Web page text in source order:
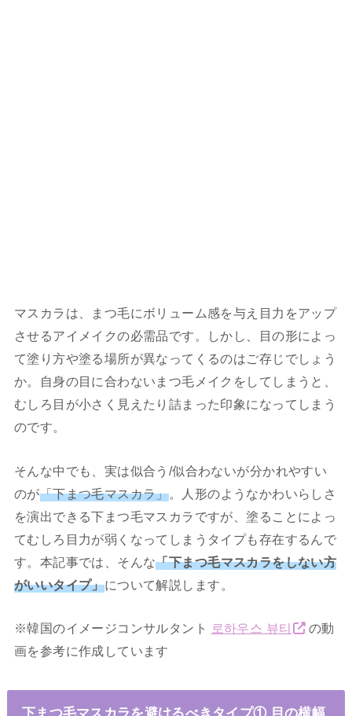
マスカラは、まつ毛にボリューム感を与え目力をアップ
させるアイメイクの必需品です。しかし、目の形によっ
て塗り方や塗る場所が異なってくるのはご存じでしょう
か。自身の目に合わないまつ毛メイクをしてしまうと、
むしろ目が小さく見えたり詰まった印象になってしまう
のです。
そんな中でも、実は似合う/似合わないが分かれやすい
のが「下まつ毛マスカラ」。人形のようなかわいらしさ
を演出できる下まつ毛マスカラですが、塗ることによっ
てむしろ目力が弱くなってしまうタイプも存在するんで
す。本記事では、そんな「下まつ毛マスカラをしない方
がいいタイプ」について解説します。
※韓国のイメージコンサルタント 로하우스 뷰티
の動
画を参考に作成しています
下まつ毛マスカラを避けるべきタイプ① 目の横幅